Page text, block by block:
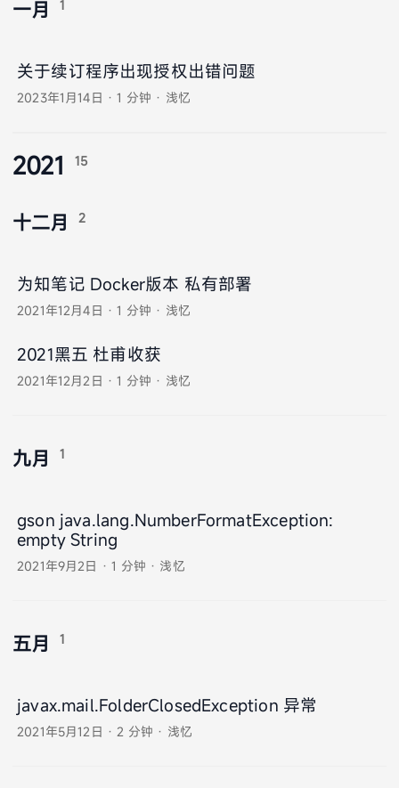
一月 1
关于续订程序出现授权出错问题
2023年1月14日 ·1 分钟 · 浅忆
2021 15
十二月 2
为知笔记 Docker版本 私有部署
2021年12月4日 ·1 分钟 · 浅忆
2021黑五 杜甫收获
2021年12月2日 ·1 分钟 · 浅忆
九月 1
gson java.lang.NumberFormatException:
empty String
2021年9月2日 ·1 分钟 · 浅忆
五月 1
javax.mail.FolderClosedException 异常
2021年5月12日 ·2 分钟 · 浅忆